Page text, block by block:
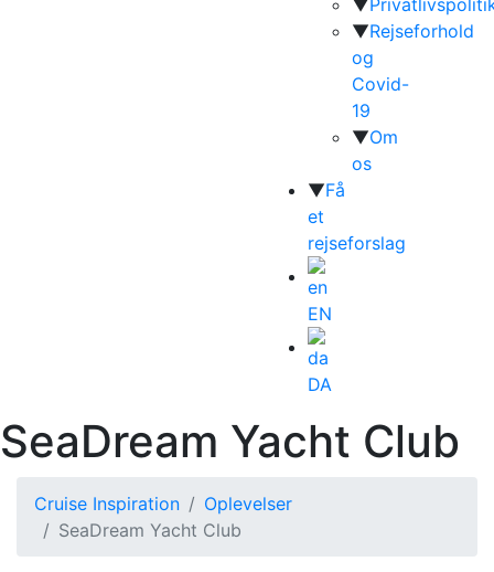
▼
▼Rejseforhold
og
Covid-
19
▼Om
os
▼Få
et
rejseforslag
EN
DA
SeaDream Yacht Club
Cruise Inspiration
Oplevelser
SeaDream Yacht Club